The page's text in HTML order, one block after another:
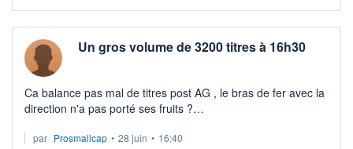
Un gros volume de 3200 titres à 16h30
Ca balance pas mal de titres post AG , le bras de fer avec la
direction n'a pas porté ses fruits ?
C'est franchement dommage, s le PDG n'est plus intéressé
par Prosmallcap • 28 juin • 16:40